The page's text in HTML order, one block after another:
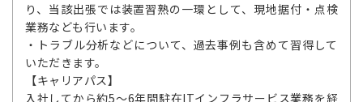
り、当該出張では装置習熟の一環として、現地据付・点検
業務なども行います。
・トラブル分析などについて、過去事例も含めて習得して
いただきます。
【キャリアパス】
入社してから約5～6年間駐在ITインフラサービス業務を経